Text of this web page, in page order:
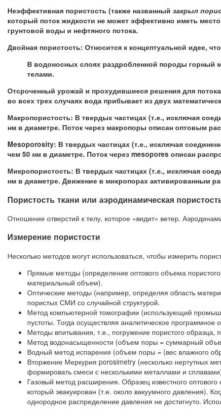
Неэффективная пористость (также названный закрыл
который поток жидкости не может эффективно иметь
грунтовой воды и нефтяного потока.
Двойная пористость: Относится к концептуальной идее,
В водоносных слоях раздробленной породы горный
телами.
Отсроченный урожай и прохудившиеся решения для
во всех трех случаях вода прибывает из двух
Макропористость: В твердых частицах (т.е., исключая
нм в диаметре. Поток через макропоры описан оптовым
Mesoporosity: В твердых частицах (т.е., исключая
чем 50 нм в диаметре. Поток через mesopores описан
Микропористость: В твердых частицах (т.е., исключая
нм в диаметре. Движение в микропорах активированным
Пористость ткани или аэродинамическая
Отношение отверстий к телу, которое «видит» ветер.
Измерение пористости
Несколько методов могут использоваться, чтобы измерить
Прямые методы (определение оптового объема
материальный объем).
Оптические методы (например, определяя область
пористых СМИ со случайной структурой.
Метод компьютерной томографии (использующий
пустоты. Тогда осуществляя аналитическое программное
Методы впитывания, т.е., погружение пористого образца,
Метод водонасыщенности (объем поры = суммарный
Водный метод испарения (объем поры = (вес влажного
Вторжение Меркурия porosimetry (несколько нертутных
формировать смеси с несколькими металлами и
Газовый метод расширения. Образец известного
который эвакуирован (т.е. около вакуумного давления).
однородное распределение давления не достигнуто.